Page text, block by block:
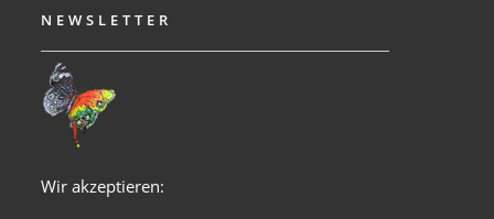
NEWSLETTER
Wir akzeptieren: